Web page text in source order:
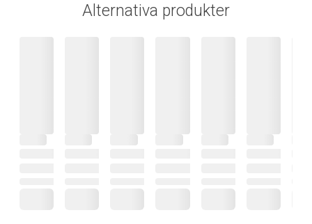
Alternativa produkter